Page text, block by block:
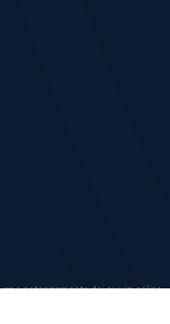
e potenziamento dei servizi online